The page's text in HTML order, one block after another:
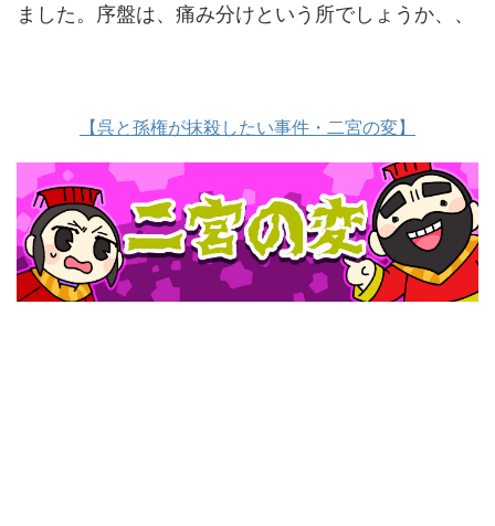
ました。序盤は、痛み分けという所でしょうか、、
【呉と孫権が抹殺したい事件・二宮の変】